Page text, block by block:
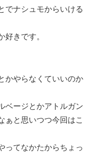
でナシュモからいける
好きです。
かやらなくていいのか
ベージとかアトルガン
ぁと思いつつ今回はこ
ってなかたからちょっ